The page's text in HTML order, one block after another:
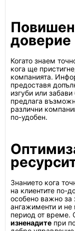
доверие
Когато знаем
кога ще
компанията.
предоставя
изгуби или
предлага
различни
по-удобен.
Знанието кога
на клиентите по-
особено важно за
ангажименти и не
период от време.
изненадите при